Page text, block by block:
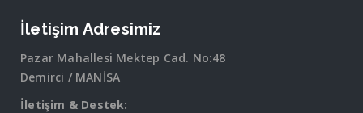
İletişim Adresimiz
Pazar Mahallesi Mektep Cad. No:48
Demirci / MANİSA
İletişim & Destek: